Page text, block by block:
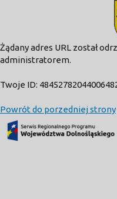
Żądany adres URL został
administratorem.
Twoje ID:
Powrót do porzedniej strony